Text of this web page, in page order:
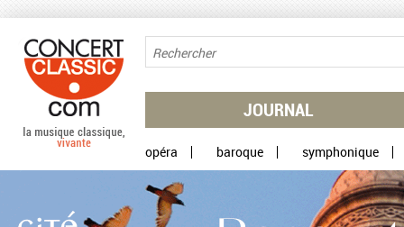
JOURNAL
opéra baroque symphonique